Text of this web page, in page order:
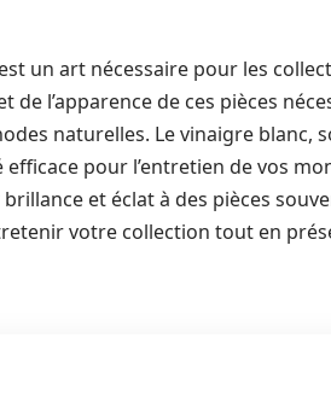
un art nécessaire pour les
l’apparence de ces pièces
naturelles. Le vinaigre blanc,
pour l’entretien de vos
et éclat à des pièces
votre collection tout en